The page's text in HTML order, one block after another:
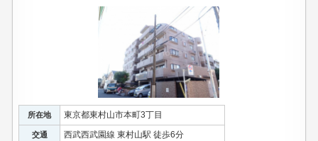
所在地 東京都東村山市本町3丁目
交通 西武西武園線 東村山駅 徒歩6分